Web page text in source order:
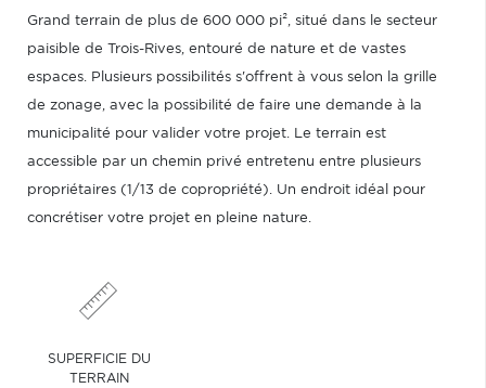
Grand terrain de plus de 600 000 pi², situé dans le secteur
paisible de Trois-Rives, entouré de nature et de vastes
espaces. Plusieurs possibilités s'offrent à vous selon la grille
de zonage, avec la possibilité de faire une demande à la
municipalité pour valider votre projet. Le terrain est
accessible par un chemin privé entretenu entre plusieurs
propriétaires (1/13 de copropriété). Un endroit idéal pour
concrétiser votre projet en pleine nature.
SUPERFICIE DU
TERRAIN